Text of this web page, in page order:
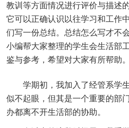
教训等方面情况进行评价与描述
它可以正确认识以往学习和工作
们写一份总结。总结怎么写才不
小编帮大家整理的学生会生活部
鉴与参考，希望对大家有所帮助。
学期初，我加入了经管系学
似不起眼，但其是一个重要的部
办都离不开生活部的协助。